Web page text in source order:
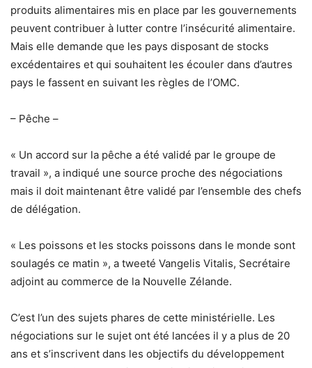
produits alimentaires mis en place par les gouvernements
peuvent contribuer à lutter contre l’insécurité alimentaire.
Mais elle demande que les pays disposant de stocks
excédentaires et qui souhaitent les écouler dans d’autres
pays le fassent en suivant les règles de l’OMC.
– Pêche –
« Un accord sur la pêche a été validé par le groupe de
travail », a indiqué une source proche des négociations
mais il doit maintenant être validé par l’ensemble des chefs
de délégation.
« Les poissons et les stocks poissons dans le monde sont
soulagés ce matin », a tweeté Vangelis Vitalis, Secrétaire
adjoint au commerce de la Nouvelle Zélande.
C’est l’un des sujets phares de cette ministérielle. Les
négociations sur le sujet ont été lancées il y a plus de 20
ans et s’inscrivent dans les objectifs du développement